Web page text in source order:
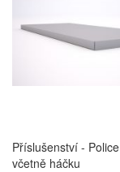
Příslušenství -
včetně háčku